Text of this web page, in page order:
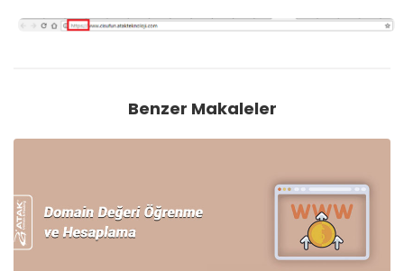
Benzer Makaleler